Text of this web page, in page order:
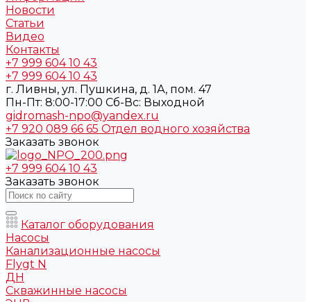
Новости
Статьи
Видео
Контакты
+7 999 604 10 43
+7 999 604 10 43
г. Ливны, ул. Пушкина, д. 1А, пом. 47
Пн-Пт: 8:00-17:00 Cб-Вс: Выходной
gidromash-npo@yandex.ru
+7 920 089 66 65 Отдел водного хозяйства
Заказать звонок
+7 999 604 10 43
Заказать звонок
Каталог оборудования
Насосы
Канализационные насосы
Flygt N
ДН
Скважинные насосы